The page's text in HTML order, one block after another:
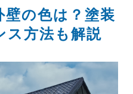
の色は？塗装
ス方法も解説